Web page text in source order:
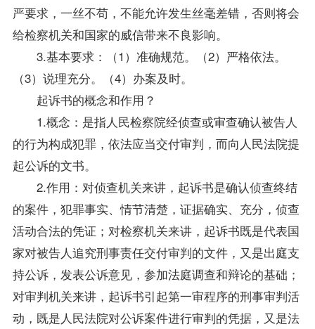
严要求，一丝不苟，不能允许发生丝毫差错，否则将会
给检察机关和国家的威信带来不良影响。
3.基本要求：（1）准确规范。（2）严格依法。
（3）说理充分。（4）办案及时。
起诉书的概念和作用？
1.概念：是指人民检察院经侦查或审查确认被告人
的行为构成犯罪，依法应当交付审判，而向人民法院提
起公诉的文书。
2.作用：对侦查机关来讲，起诉书是确认侦查终结
的案件，犯罪事实、情节清楚，证据确实、充分，侦查
活动合法的凭证；对检察机关来讲，起诉书既是代表国
家对被告人追究刑事责任交付审判的文件，又是出庭支
持公诉，发表公诉意见，参加法庭调查和辩论的基础；
对审判机关来讲，起诉书引起第一审程序的刑事审判活
动，既是人民法院对公诉案件进行审判的凭据，又是法